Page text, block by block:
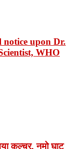
notice upon Dr.
WHO
कल्चर, नमो घाट